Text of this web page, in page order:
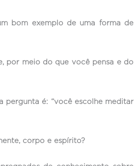
bom exemplo de uma forma de
por meio do que você pensa e do
pergunta é: “você escolhe meditar
corpo e espírito?